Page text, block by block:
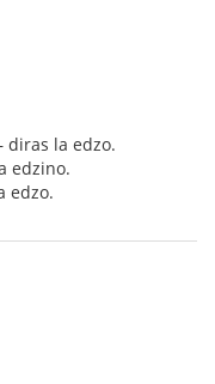
diras la edzo.
edzino.
edzo.